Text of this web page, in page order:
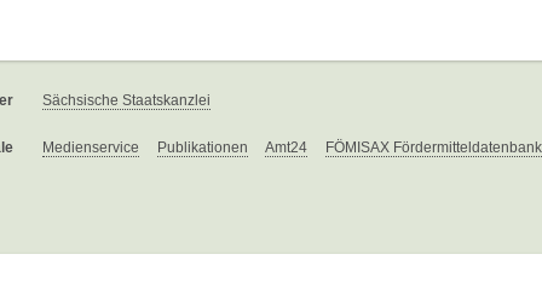
Sächsische Staatskanzlei
Medienservice Publikationen Amt24 FÖMISAX Fördermitteldatenbank